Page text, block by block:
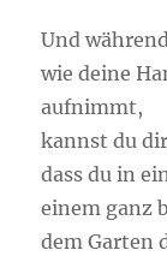
Und
wie deine
aufnimmt,
kannst du
dass du in
einem ganz
dem Garten